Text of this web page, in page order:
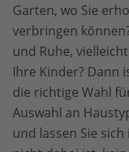
Garten, wo Sie
verbringen
und Ruhe,
Ihre Kinder? Dann
die richtige Wahl
Auswahl an
und lassen Sie